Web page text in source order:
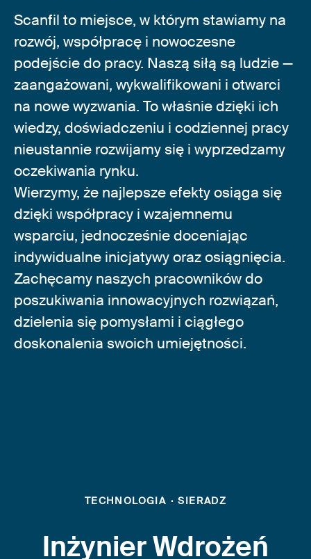
Scanfil to miejsce, w którym stawiamy na
rozwój, współpracę i nowoczesne
podejście do pracy. Naszą siłą są ludzie —
zaangażowani, wykwalifikowani i otwarci
na nowe wyzwania. To właśnie dzięki ich
wiedzy, doświadczeniu i codziennej pracy
nieustannie rozwijamy się i wyprzedzamy
oczekiwania rynku.
Wierzymy, że najlepsze efekty osiąga się
dzięki współpracy i wzajemnemu
wsparciu, jednocześnie doceniając
indywidualne inicjatywy oraz osiągnięcia.
Zachęcamy naszych pracowników do
poszukiwania innowacyjnych rozwiązań,
dzielenia się pomysłami i ciągłego
doskonalenia swoich umiejętności.
TECHNOLOGIA · SIERADZ
Inżynier Wdrożeń